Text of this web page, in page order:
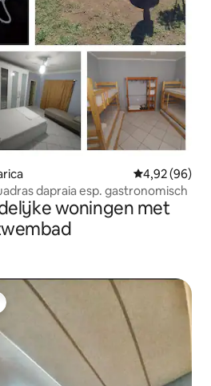
Gemiddelde
4,92 (96)
dapraia esp. gastronomisch
woningen met